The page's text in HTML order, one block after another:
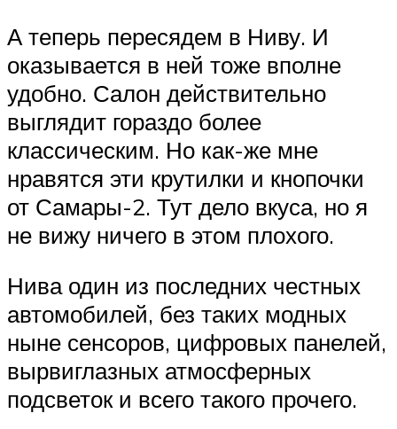
А теперь пересядем в Ниву. И
оказывается в ней тоже вполне
удобно. Салон действительно
выглядит гораздо более
классическим. Но как-же мне
нравятся эти крутилки и кнопочки
от Самары-2. Тут дело вкуса, но я
не вижу ничего в этом плохого.
Нива один из последних честных
автомобилей, без таких модных
ныне сенсоров, цифровых панелей,
вырвиглазных атмосферных
подсветок и всего такого прочего.